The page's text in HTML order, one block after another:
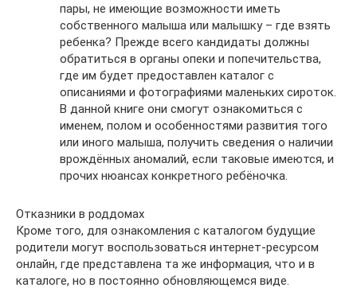
пары, не имеющие возможности иметь
собственного малыша или малышку – где взять
ребенка? Прежде всего кандидаты должны
обратиться в органы опеки и попечительства,
где им будет предоставлен каталог с
описаниями и фотографиями маленьких сироток.
В данной книге они смогут ознакомиться с
именем, полом и особенностями развития того
или иного малыша, получить сведения о наличии
врождённых аномалий, если таковые имеются, и
прочих нюансах конкретного ребёночка.
Отказники в роддомах
Кроме того, для ознакомления с каталогом будущие
родители могут воспользоваться интернет-ресурсом
онлайн, где представлена та же информация, что и в
каталоге, но в постоянно обновляющемся виде.